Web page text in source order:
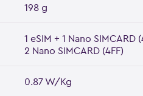
198 g
1 eSIM + 1 Nano SIMCARD
2 Nano SIMCARD (4FF)
0.87 W/Kg